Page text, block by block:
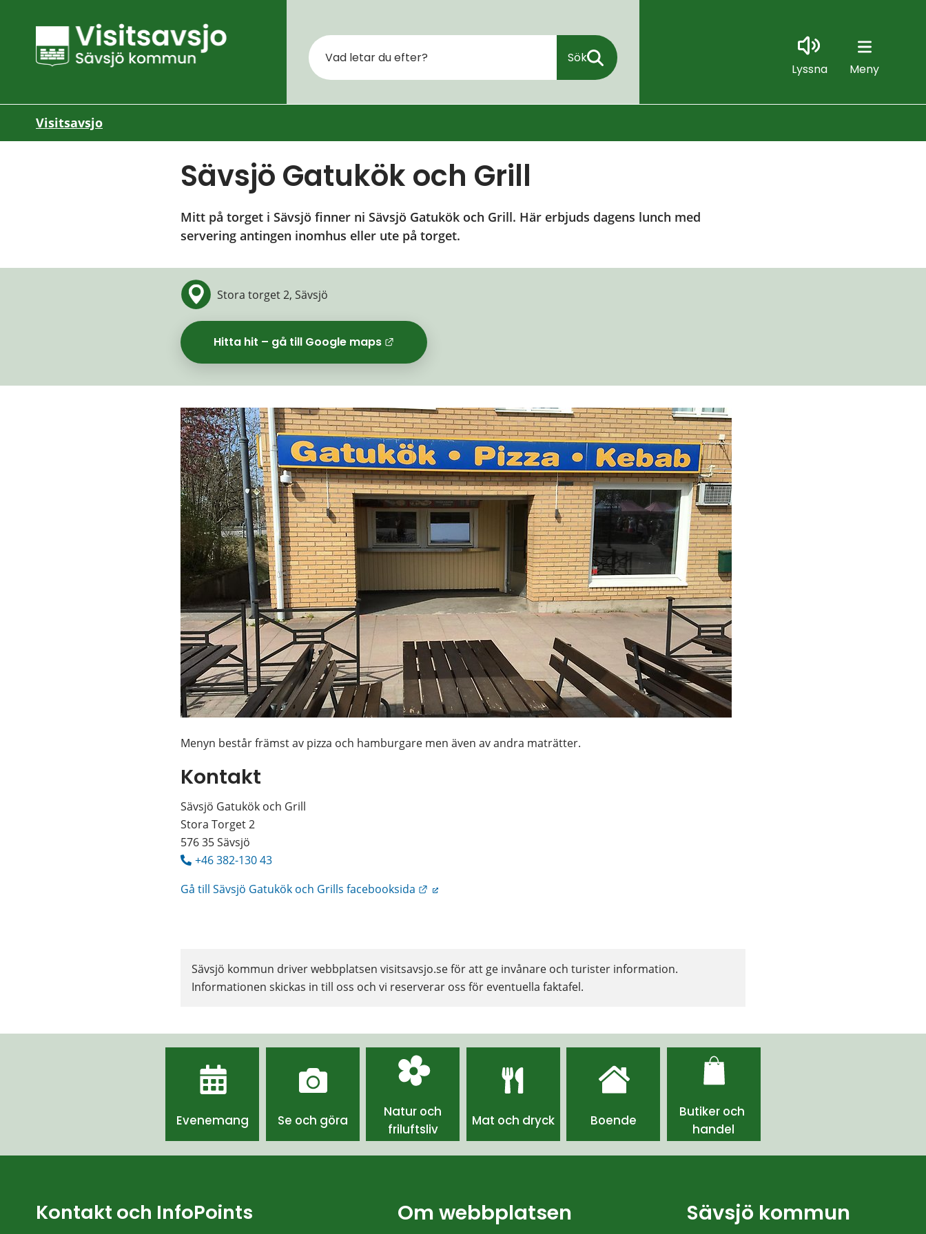
Sök
Lyssna Meny
Visitsavsjo
Sävsjö Gatukök och Grill
Mitt på torget i Sävsjö finner ni Sävsjö Gatukök och Grill. Här erbjuds dagens lunch med
servering antingen inomhus eller ute på torget.
Stora torget 2, Sävsjö
Hitta hit – gå till Google maps
Länk till annan webbplats.
Menyn består främst av pizza och hamburgare men även av andra maträtter.
Kontakt
Sävsjö Gatukök och Grill
Stora Torget 2
576 35 Sävsjö
+46 382-130 43
Gå till Sävsjö Gatukök och Grills facebooksida
Länk till annan webbplats.
Sävsjö kommun driver webbplatsen visitsavsjo.se för att ge invånare och turister information.
Informationen skickas in till oss och vi reserverar oss för eventuella faktafel.
Evenemang Se och göra
Natur och
friluftsliv
Mat och dryck Boende
Butiker och
handel
Kontakt och InfoPoints Om webbplatsen Sävsjö kommun